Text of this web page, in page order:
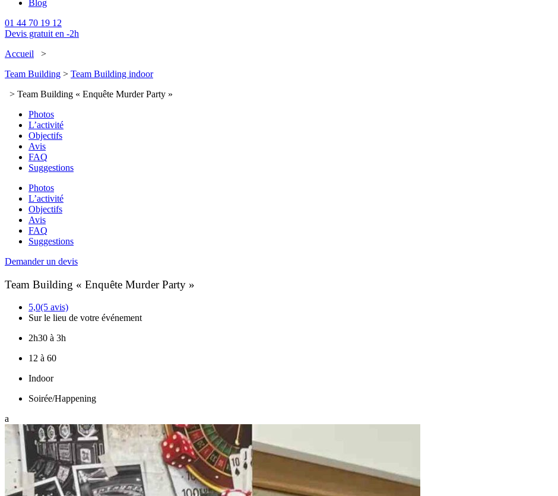
Blog
01 44 70 19 12
Devis gratuit en -2h
Accueil >
Team Building > Team Building indoor
> Team Building « Enquête Murder Party »
Photos
L’activité
Objectifs
Avis
FAQ
Suggestions
Photos
L’activité
Objectifs
Avis
FAQ
Suggestions
Demander un devis
Team Building « Enquête Murder Party »
5,0(5 avis)
Sur le lieu de votre événement
2h30 à 3h
12 à 60
Indoor
Soirée/Happening
a